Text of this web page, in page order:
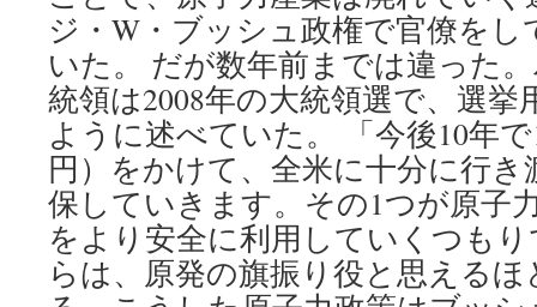
ジ・W・ブッシュ政権で官僚を
いた。 だが数年前までは違った
統領は2008年の大統領選で、選
ように述べていた。 「今後10年
円）をかけて、全米に十分に行
保していきます。その1つが原子
をより安全に利用していくつも
らは、原発の旗振り役と思える